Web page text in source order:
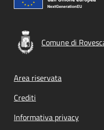
Comune di
Footer menu
Area riservata
Crediti
Informativa privacy